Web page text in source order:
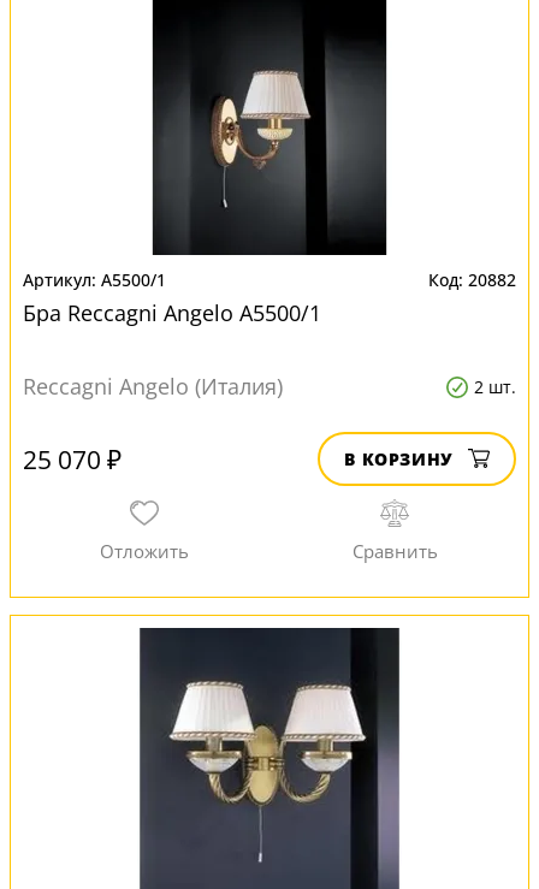
A5500/1 20882
Бра Reccagni Angelo A5500/1
Reccagni Angelo (Италия) 2 шт.
25 070 ₽ В КОРЗИНУ